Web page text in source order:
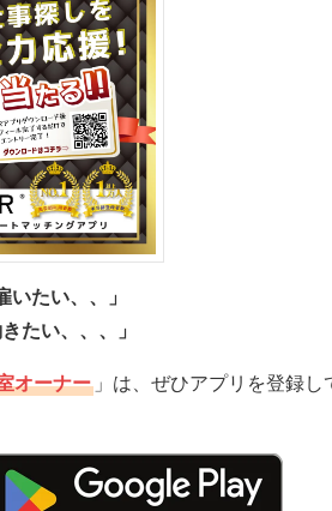
いたい、、」
たい、、、」
オーナー 」は、ぜひアプリを登録し